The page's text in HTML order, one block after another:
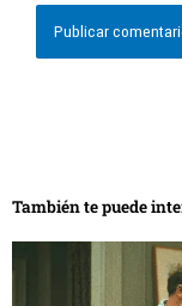
También te puede